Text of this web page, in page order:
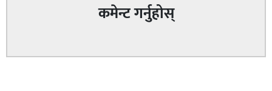
कमेन्ट गर्नुहोस्